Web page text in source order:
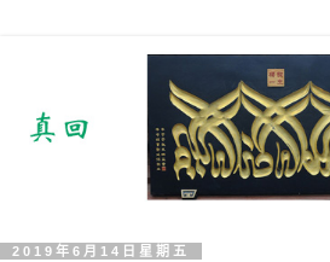
2019年6月14日星期五